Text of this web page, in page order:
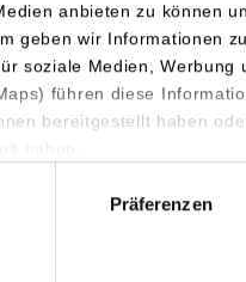
anbieten zu können
geben wir Informationen
soziale Medien, Werbung
führen diese
bereitgestellt haben
Präferenzen
stuttgart.de